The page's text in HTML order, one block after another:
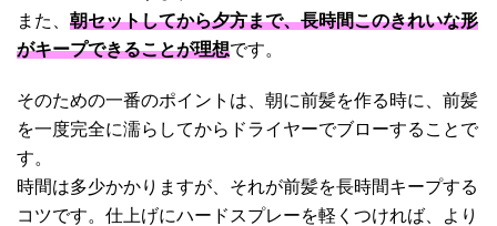
また、 朝セットしてから夕方まで、長時間このきれいな形
がキープできることが理想です。
そのための一番のポイントは、朝に前髪を作る時に、前髪
を一度完全に濡らしてからドライヤーでブローすることで
す。
時間は多少かかりますが、それが前髪を長時間キープする
コツです。仕上げにハードスプレーを軽くつければ、より